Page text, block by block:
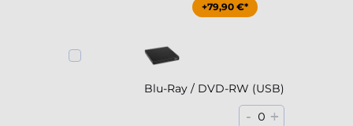
+79,90 €*
Blu-Ray / DVD-RW (USB)
- 0 +